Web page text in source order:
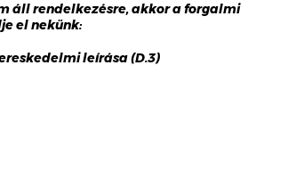
áll rendelkezésre, akkor a forgalmi
el nekünk:
leírása (D.3)